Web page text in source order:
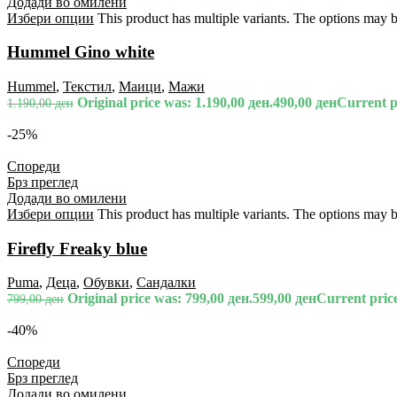
Избери опции This product has multiple variants. The options may
Hummel Gino white
Hummel, Текстил, Маици, Мажи
1.190,00ден Original price was: 1.190,00 ден.490,00 денCurrent
-25%
Спореди
Брз преглед
Додади во омилени
Избери опции This product has multiple variants. The options may
Firefly Freaky blue
Puma, Деца, Обувки, Сандалки
799,00ден Original price was: 799,00 ден.599,00 денCurrent
-40%
Спореди
Брз преглед